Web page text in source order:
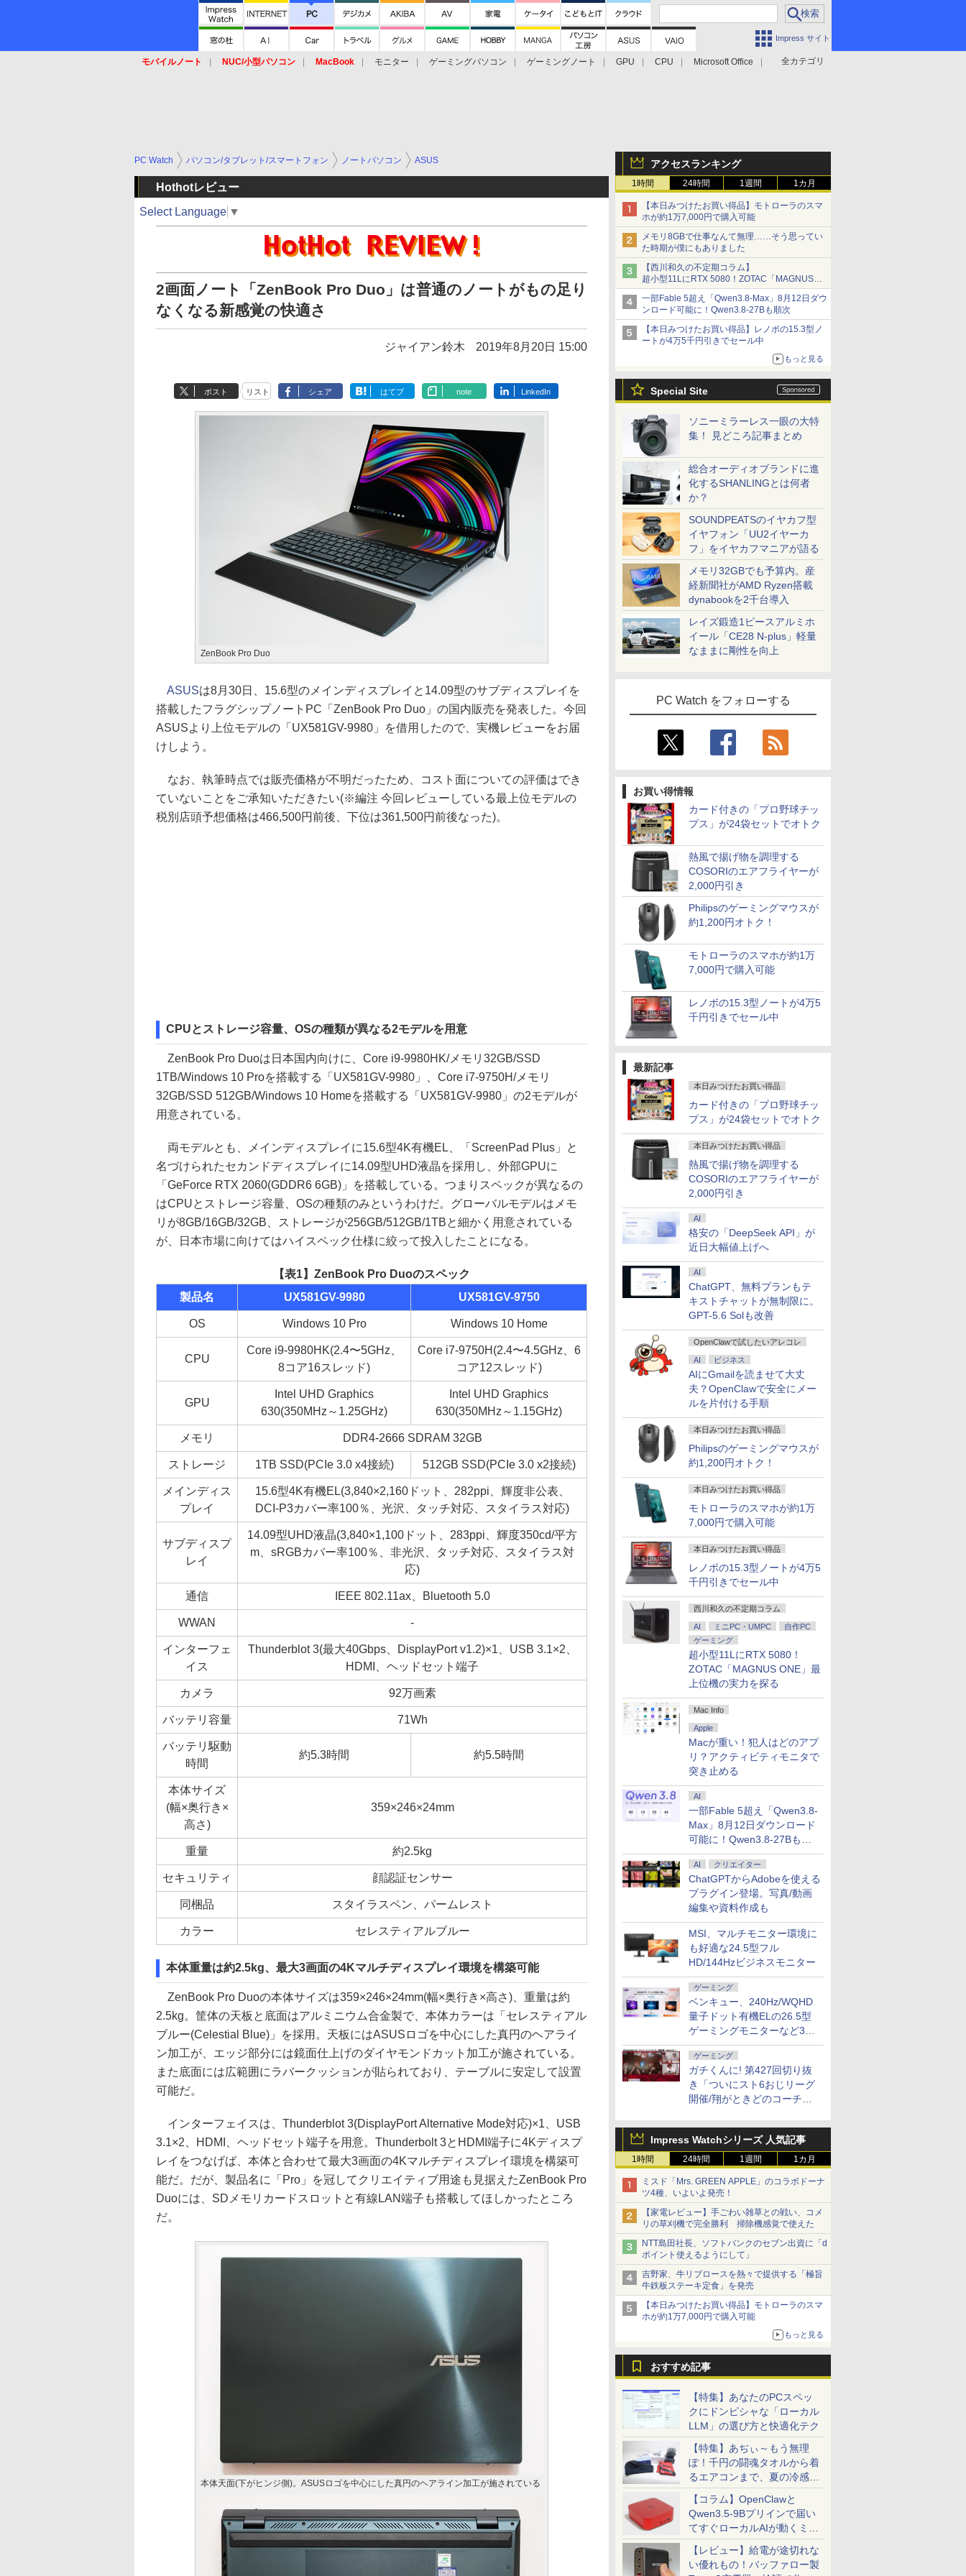
Impress サイト
全カテゴリ
モバイルノート NUC/小型パソコン MacBook モニター ゲーミングパソコン ゲーミングノート GPU CPU
Microsoft Office
アクセスランキング
1時間 24時間 1週間 1カ月
【本日みつけたお買い得品】モトローラのスマ
ホが約1万7,000円で購入可能
メモリ8GBで仕事なんて無理……そう思ってい
た時期が僕にもありました
【西川和久の不定期コラム】
超小型11LにRTX 5080！ZOTAC「MAGNUS
ONE」最上位機の実力を探る
一部Fable 5超え「Qwen3.8-Max」8月12日ダウ
ンロード可能に！Qwen3.8-27Bも順次
【本日みつけたお買い得品】レノボの15.3型ノ
ートが4万5千円引きでセール中
もっと見る
Special Site
ソニーミラーレス一眼の大特
集！ 見どころ記事まとめ
総合オーディオブランドに進
化するSHANLINGとは何者
か？
SOUNDPEATSのイヤカフ型
イヤフォン「UU2イヤーカ
フ」をイヤカフマニアが語る
メモリ32GBでも予算内。産
経新聞社がAMD Ryzen搭載
dynabookを2千台導入
レイズ鍛造1ピースアルミホ
イール「CE28 N-plus」軽量
なままに剛性を向上
PC Watch をフォローする
お買い得情報
カード付きの「プロ野球チッ
プス」が24袋セットでオトク
熱風で揚げ物を調理する
COSORIのエアフライヤーが
2,000円引き
Philipsのゲーミングマウスが
約1,200円オトク！
モトローラのスマホが約1万
7,000円で購入可能
レノボの15.3型ノートが4万5
千円引きでセール中
最新記事
本日みつけたお買い得品
カード付きの「プロ野球チッ
プス」が24袋セットでオトク
本日みつけたお買い得品
熱風で揚げ物を調理する
COSORIのエアフライヤーが
2,000円引き
AI
格安の「DeepSeek API」が
近日大幅値上げへ
AI
ChatGPT、無料プランもテ
キストチャットが無制限に。
GPT-5.6 Solも改善
OpenClawで試したいアレコレ
AI ビジネス
AIにGmailを読ませて大丈
夫？OpenClawで安全にメー
ルを片付ける手順
本日みつけたお買い得品
Philipsのゲーミングマウスが
約1,200円オトク！
本日みつけたお買い得品
モトローラのスマホが約1万
7,000円で購入可能
本日みつけたお買い得品
レノボの15.3型ノートが4万5
千円引きでセール中
西川和久の不定期コラム
AI ミニPC・UMPC
自作PC
ゲーミング
超小型11LにRTX 5080！
ZOTAC「MAGNUS ONE」最
上位機の実力を探る
Mac Info
Apple
Macが重い！犯人はどのアプ
リ？アクティビティモニタで
突き止める
AI
一部Fable 5超え「Qwen3.8-
Max」8月12日ダウンロード
可能に！Qwen3.8-27Bも順
次
AI クリエイター
ChatGPTからAdobeを使える
プラグイン登場。写真/動画
編集や資料作成も
MSI、マルチモニター環境に
も好適な24.5型フル
HD/144Hzビジネスモニター
ゲーミング
ベンキュー、240Hz/WQHD
量子ドット有機ELの26.5型
ゲーミングモニターなど3機
種
ゲーミング
ガチくんに! 第427回切り抜
き「ついにスト6おじリーグ
開催/翔がときどのコーチ就
Impress Watchシリーズ 人気記事
1時間 24時間 1週間 1カ月
ミスド「Mrs. GREEN APPLE」のコラボドーナ
ツ4種、いよいよ発売！
【家電レビュー】手ごわい雑草との戦い、コメ
リの草刈機で完全勝利 掃除機感覚で使えた
NTT島田社長、ソフトバンクのセブン出資に「d
ポイント使えるようにして」
吉野家、牛リブロースを熱々で提供する「極旨
牛鉄板ステーキ定食」を発売
【本日みつけたお買い得品】モトローラのスマ
ホが約1万7,000円で購入可能
もっと見る
おすすめ記事
【特集】あなたのPCスペッ
クにドンピシャな「ローカル
LLM」の選び方と快適化テク
【特集】あぢぃ～もう無理
ぽ！千円の闘魂タオルから着
るエアコンまで、夏の冷感グ
ッズ一挙紹介
【コラム】OpenClawと
Qwen3.5-9Bプリインで届い
てすぐローカルAIが動くミニ
PC「SER9 Pro」
【レビュー】給電が途切れな
い優れもの！バッファロー製
PC Watch パソコン/タブレット/スマートフォン ノートパソコン ASUS
Hothotレビュー
Select Language ▼
2画面ノート「ZenBook Pro Duo」は普通のノートがもの足り
なくなる新感覚の快適さ
ジャイアン鈴木 2019年8月20日 15:00
ポスト リスト シェア はてブ note LinkedIn
ZenBook Pro Duo
ASUSは8月30日、15.6型のメインディスプレイと14.09型のサブディスプレイを
搭載したフラグシップノートPC「ZenBook Pro Duo」の国内販売を発表した。今回
ASUSより上位モデルの「UX581GV-9980」を借用したので、実機レビューをお届
けしよう。
なお、執筆時点では販売価格が不明だったため、コスト面についての評価はでき
ていないことをご承知いただきたい(※編注 今回レビューしている最上位モデルの
税別店頭予想価格は466,500円前後、下位は361,500円前後なった)。
CPUとストレージ容量、OSの種類が異なる2モデルを用意
ZenBook Pro Duoは日本国内向けに、Core i9-9980HK/メモリ32GB/SSD
1TB/Windows 10 Proを搭載する「UX581GV-9980」、Core i7-9750H/メモリ
32GB/SSD 512GB/Windows 10 Homeを搭載する「UX581GV-9980」の2モデルが
用意されている。
両モデルとも、メインディスプレイに15.6型4K有機EL、「ScreenPad Plus」と
名づけられたセカンドディスプレイに14.09型UHD液晶を採用し、外部GPUに
「GeForce RTX 2060(GDDR6 6GB)」を搭載している。つまりスペックが異なるの
はCPUとストレージ容量、OSの種類のみというわけだ。グローバルモデルはメモ
リが8GB/16GB/32GB、ストレージが256GB/512GB/1TBと細かく用意されている
が、日本市場に向けてはハイスペック仕様に絞って投入したことになる。
【表1】ZenBook Pro Duoのスペック
製品名
UX581GV-9980 UX581GV-9750
OS Windows 10 Pro Windows 10 Home
CPU
Core i9-9980HK(2.4〜5GHz、
8コア16スレッド)
Core i7-9750H(2.4〜4.5GHz、6
コア12スレッド)
GPU
Intel UHD Graphics
630(350MHz～1.25GHz)
Intel UHD Graphics
630(350MHz～1.15GHz)
メモリ DDR4-2666 SDRAM 32GB
ストレージ 1TB SSD(PCIe 3.0 x4接続) 512GB SSD(PCIe 3.0 x2接続)
メインディス
プレイ
15.6型4K有機EL(3,840×2,160ドット、282ppi、輝度非公表、
DCI-P3カバー率100％、光沢、タッチ対応、スタイラス対応)
サブディスプ
レイ
14.09型UHD液晶(3,840×1,100ドット、283ppi、輝度350cd/平方
m、sRGBカバー率100％、非光沢、タッチ対応、スタイラス対
応)
通信 IEEE 802.11ax、Bluetooth 5.0
WWAN -
インターフェ
イス
Thunderblot 3(最大40Gbps、DisplayPort v1.2)×1、USB 3.1×2、
HDMI、ヘッドセット端子
カメラ 92万画素
バッテリ容量 71Wh
バッテリ駆動
時間
約5.3時間 約5.5時間
本体サイズ
(幅×奥行き×
高さ)
359×246×24mm
重量 約2.5kg
セキュリティ 顔認証センサー
同梱品 スタイラスペン、パームレスト
カラー セレスティアルブルー
本体重量は約2.5kg、最大3画面の4Kマルチディスプレイ環境を構築可能
ZenBook Pro Duoの本体サイズは359×246×24mm(幅×奥行き×高さ)、重量は約
2.5kg。筐体の天板と底面はアルミニウム合金製で、本体カラーは「セレスティアル
ブルー(Celestial Blue)」を採用。天板にはASUSロゴを中心にした真円のヘアライ
ン加工が、エッジ部分には鏡面仕上げのダイヤモンドカット加工が施されている。
また底面には広範囲にラバークッションが貼られており、テーブルに安定して設置
可能だ。
インターフェイスは、Thunderblot 3(DisplayPort Alternative Mode対応)×1、USB
3.1×2、HDMI、ヘッドセット端子を用意。Thunderbolt 3とHDMI端子に4Kディスプ
レイをつなげば、本体と合わせて最大3画面の4Kマルチディスプレイ環境を構築可
能だ。だが、製品名に「Pro」を冠してクリエイティブ用途も見据えたZenBook Pro
Duoには、SDメモリカードスロットと有線LAN端子も搭載してほしかったところ
だ。
本体天面(下がヒンジ側)。ASUSロゴを中心にした真円のヘアライン加工が施されている